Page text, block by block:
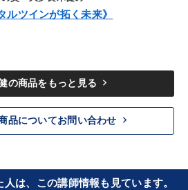
ルツインが拓く未来》
の商品をもっと見る keyboard_arrow_right
品についてお問い合わせ keyboard_arrow_right
は、この講師情報も見ています。